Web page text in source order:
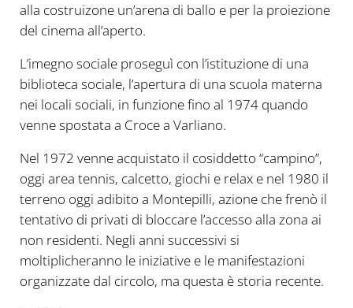
alla costruizone un’arena di ballo e per la proiezione
del cinema all’aperto.
L’imegno sociale proseguì con l’istituzione di una
biblioteca sociale, l’apertura di una scuola materna
nei locali sociali, in funzione fino al 1974 quando
venne spostata a Croce a Varliano.
Nel 1972 venne acquistato il cosiddetto “campino”,
oggi area tennis, calcetto, giochi e relax e nel 1980 il
terreno oggi adibito a Montepilli, azione che frenò il
tentativo di privati di bloccare l’accesso alla zona ai
non residenti. Negli anni successivi si
moltiplicheranno le iniziative e le manifestazioni
organizzate dal circolo, ma questa è storia recente.